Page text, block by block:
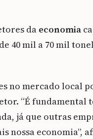
da economia
40 mil a 70 mil
no mercado local
“É fundamental
já que outras
nossa economia”,